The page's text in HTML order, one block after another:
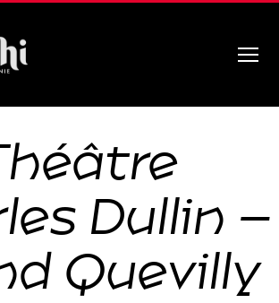
Dullin –
Quevilly